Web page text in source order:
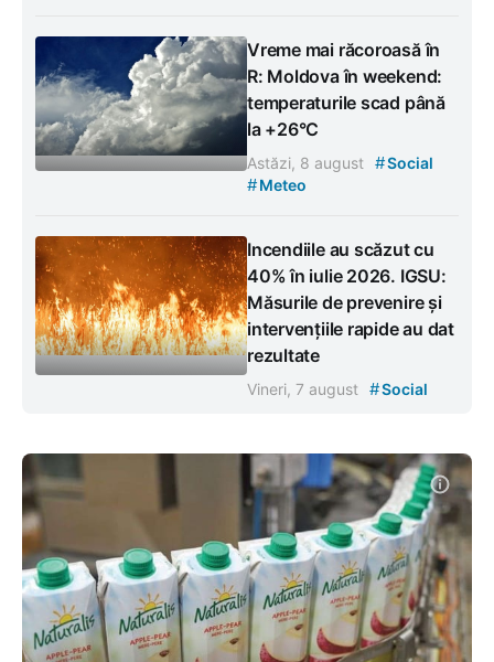
Vreme mai răcoroasă în
R: Moldova în weekend:
temperaturile scad până
la +26°C
Astăzi, 8 august #Social
#Meteo
Incendiile au scăzut cu
40% în iulie 2026. IGSU:
Măsurile de prevenire și
intervențiile rapide au dat
rezultate
Vineri, 7 august #Social